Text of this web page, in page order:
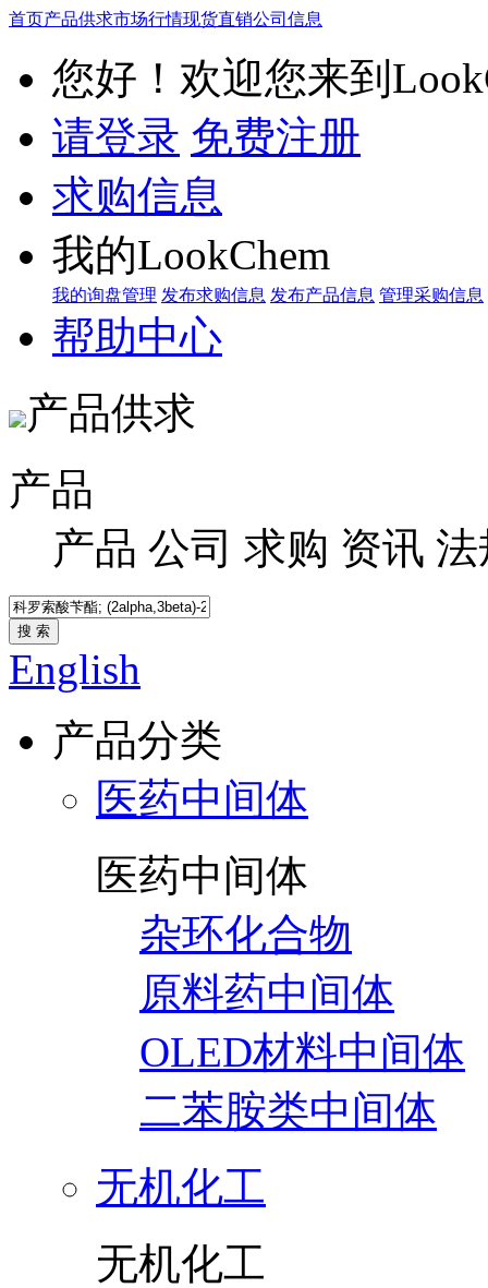
首页产品供求市场行情现货直销公司信息
您好！欢迎您来到
请登录 免费注册
求购信息
我的LookChem
我的询盘管理 发布求购信息 发布产品信息 管理采购信息
帮助中心
产品供求
产品
产品 公司 求购 资讯 法
搜 索
English
产品分类
医药中间体
医药中间体
杂环化合物
原料药中间体
OLED材料中间体
二苯胺类中间体
无机化工
无机化工